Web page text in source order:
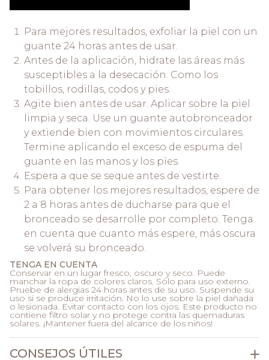
Para mejores resultados, exfoliar la piel con un
guante 24 horas antes de usar.
Antes de la aplicación, hidrate las áreas más
susceptibles a la desecación. Como los
tobillos, rodillas, codos y pies.
Agite bien antes de usar. Aplicar sobre la piel
limpia y seca. Use un guante autobronceador
y extiende bien con movimientos circulares.
Termine aplicando el exceso de espuma del
guante en las manos y los pies.
Espera a que se seque antes de vestirte.
Para obtener los mejores resultados, espere de
2 a 8 horas antes de ducharse para que el
bronceado se desarrolle por completo. Tenga
en cuenta que cuanto más espere, más oscura
se volverá su bronceado.
TENGA EN CUENTA
Conservar en un lugar fresco, oscuro y seco. Puede
manchar la ropa de colores claros. Sólo para uso externo.
Pruebe de alergias 24 horas antes de su uso. Suspende su
uso si se produce irritación. No lo use sobre la piel dañada
o lesionada. Evitar contacto con los ojos. Este producto no
contiene filtro solar y no protege contra las quemaduras
solares. ¡Mantener fuera del alcance de los niños!
CONSEJOS ÚTILES